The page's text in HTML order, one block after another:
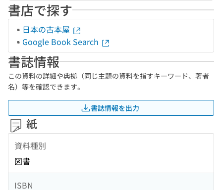
書店で探す
日本の古本屋
Google Book Search
書誌情報
この資料の詳細や典拠（同じ主題の資料を指すキーワード、著者
名）等を確認できます。
書誌情報を出力
紙
資料種別
図書
ISBN